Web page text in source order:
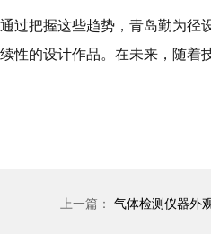
通过把握这些趋势，青岛勤为径
续性的设计作品。在未来，随着
上一篇：气体检测仪器外